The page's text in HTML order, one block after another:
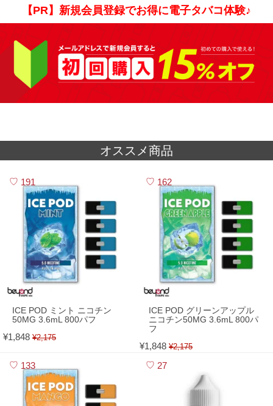
【PR】新規会員登録でお得に電子タバコ体験♪
オススメ商品
191
ICE POD ミント ニコチン
50MG 3.6mL 800パフ
¥1,848 ¥2,175
162
ICE POD グリーンアップル
ニコチン50MG 3.6mL 800パ
フ
¥1,848 ¥2,175
133 27